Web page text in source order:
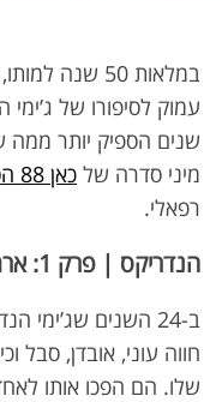
במלאות 50
שנים הספיק יותר ממה
מיני סדרה של כאן 88 הסכתים
רפאלי.
הנדריקס | פרק 1: ארמונות בחול
ב-24 השנים
חווה עוני, אובדן, סבל
שלו. הם הפכו אותו